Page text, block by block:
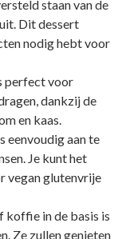
staan van de
Dit dessert
nodig hebt voor
perfect voor
dankzij de
en kaas.
eenvoudig aan te
Je kunt het
vegan glutenvrije
koffie in de basis is
Ze zullen genieten